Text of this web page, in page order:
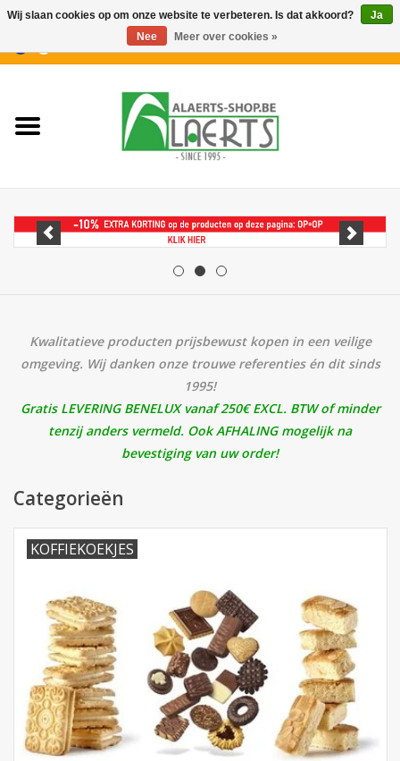
Nieuwigheden
Koffiekoekjes
Dranken
Botanicals
Snoeppot-Snoep
Kassarollen
Relatiegeschenken
Koffiemachines
Verpakking
Kwalitatieve producten prijsbewust kopen in een veilige
omgeving. Wij danken onze trouwe referenties én dit sinds
1995!
Gratis LEVERING BENELUX vanaf 250€ EXCL. BTW of minder
tenzij anders vermeld. Ook AFHALING mogelijk na
bevestiging van uw order!
Categorieën
KOFFIEKOEKJES
Wij slaan cookies op om onze website te verbeteren. Is dat akkoord?
Ja
Nee
Meer over cookies »